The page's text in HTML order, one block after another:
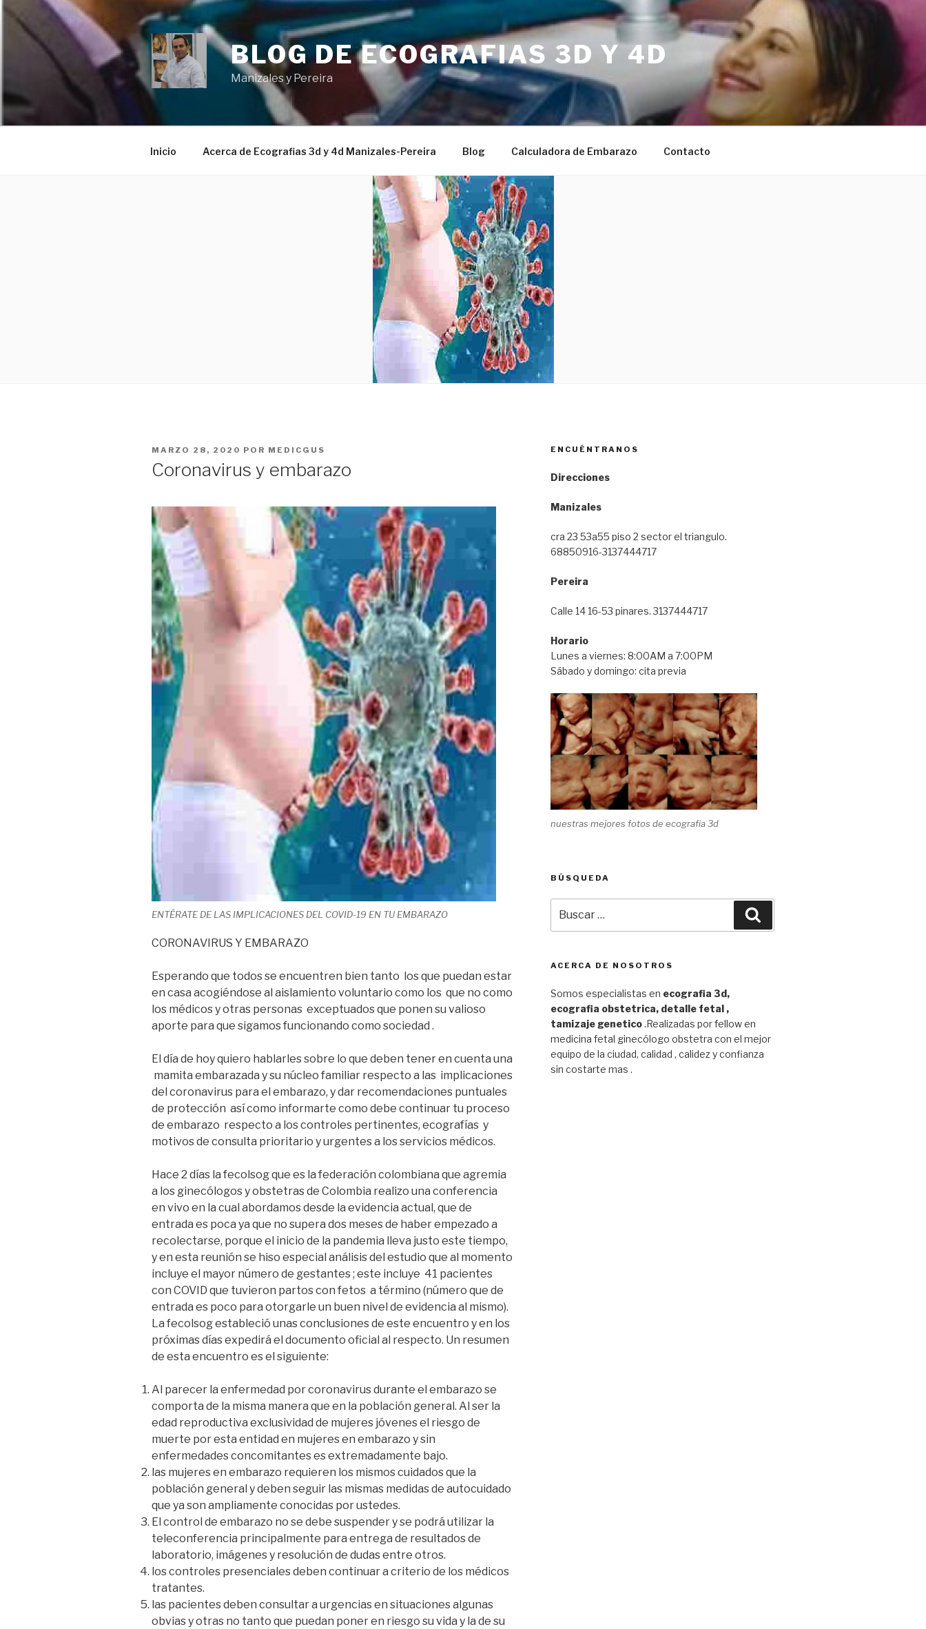
Ir
contenido
BLOG DE ECOGRAFIAS 3D Y 4D
Manizales y Pereira
Inicio Acerca de Ecografias 3d y 4d Manizales-Pereira Blog Calculadora de Embarazo Contacto
PUBLICADO
EN
MARZO 28, 2020 POR MEDICGUS
Coronavirus y embarazo
ENTÉRATE DE LAS IMPLICACIONES DEL COVID-19 EN TU EMBARAZO
CORONAVIRUS Y EMBARAZO
Esperando que todos se encuentren bien tanto los que puedan estar
en casa acogiéndose al aislamiento voluntario como los que no como
los médicos y otras personas exceptuados que ponen su valioso
aporte para que sigamos funcionando como sociedad .
El día de hoy quiero hablarles sobre lo que deben tener en cuenta una
mamita embarazada y su núcleo familiar respecto a las implicaciones
del coronavirus para el embarazo, y dar recomendaciones puntuales
de protección así como informarte como debe continuar tu proceso
de embarazo respecto a los controles pertinentes, ecografías y
motivos de consulta prioritario y urgentes a los servicios médicos.
Hace 2 días la fecolsog que es la federación colombiana que agremia
a los ginecólogos y obstetras de Colombia realizo una conferencia
en vivo en la cual abordamos desde la evidencia actual, que de
entrada es poca ya que no supera dos meses de haber empezado a
recolectarse, porque el inicio de la pandemia lleva justo este tiempo,
y en esta reunión se hiso especial análisis del estudio que al momento
incluye el mayor número de gestantes ; este incluye 41 pacientes
con COVID que tuvieron partos con fetos a término (número que de
entrada es poco para otorgarle un buen nivel de evidencia al mismo).
La fecolsog estableció unas conclusiones de este encuentro y en los
próximas días expedirá el documento oficial al respecto. Un resumen
de esta encuentro es el siguiente:
Al parecer la enfermedad por coronavirus durante el embarazo se
comporta de la misma manera que en la población general. Al ser la
edad reproductiva exclusividad de mujeres jóvenes el riesgo de
muerte por esta entidad en mujeres en embarazo y sin
enfermedades concomitantes es extremadamente bajo.
las mujeres en embarazo requieren los mismos cuidados que la
población general y deben seguir las mismas medidas de autocuidado
que ya son ampliamente conocidas por ustedes.
El control de embarazo no se debe suspender y se podrá utilizar la
teleconferencia principalmente para entrega de resultados de
laboratorio, imágenes y resolución de dudas entre otros.
los controles presenciales deben continuar a criterio de los médicos
tratantes.
las pacientes deben consultar a urgencias en situaciones algunas
obvias y otras no tanto que puedan poner en riesgo su vida y la de su
ENCUÉNTRANOS
Direcciones
Manizales
cra 23 53a55 piso 2 sector el triangulo.
68850916-3137444717
Pereira
Calle 14 16-53 pinares. 3137444717
Horario
Lunes a viernes: 8:00AM a 7:00PM
Sábado y domingo: cita previa
nuestras mejores fotos de ecografia 3d
BÚSQUEDA
por:
ACERCA DE NOSOTROS
Somos especialistas en ecografia 3d,
ecografia obstetrica, detalle fetal ,
tamizaje genetico.Realizadas por fellow en
medicina fetal ginecólogo obstetra con el mejor
equipo de la ciudad, calidad , calidez y confianza
sin costarte mas .